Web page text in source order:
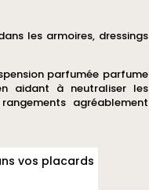
les armoires, dressings
parfumée parfume
aidant à neutraliser les
agréablement
vos placards